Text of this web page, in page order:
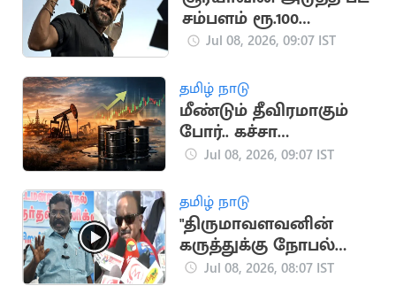
சம்பளம் ரூ.100
கோடியா?
Jul 08, 2026, 09:07 IST
தமிழ் நாடு
மீண்டும் தீவிரமாகும்
போர்.. கச்சா
எண்ணெய் விலை
Jul 08, 2026, 09:07 IST
தமிழ் நாடு
"திருமாவளவனின்
கருத்துக்கு நோபல்
பரிசே கொடுக்கலாம்"..
Jul 08, 2026, 08:07 IST